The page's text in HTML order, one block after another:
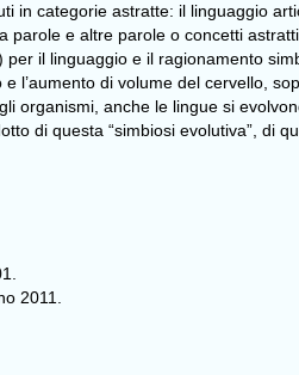
in categorie astratte: il linguaggio
parole e altre parole o concetti
il linguaggio e il ragionamento
l’aumento di volume del cervello,
organismi, anche le lingue si
di questa “simbiosi evolutiva”, di
2011.